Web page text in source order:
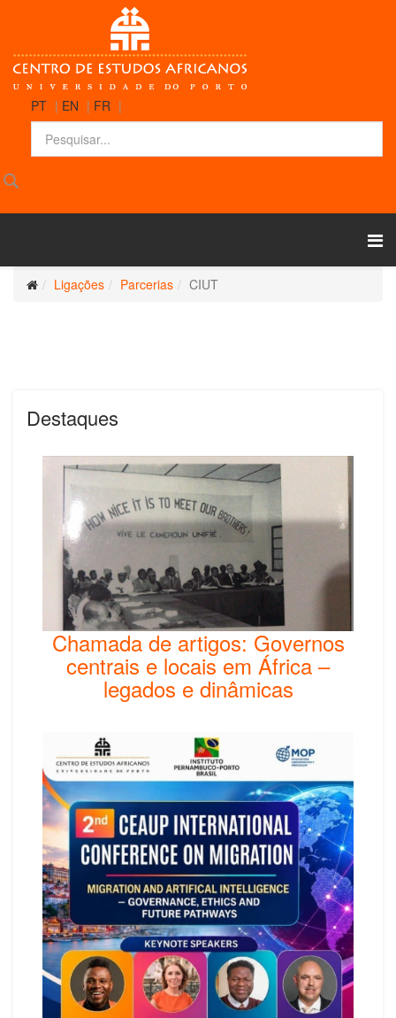
PT | EN | FR |
Ligações Parcerias CIUT
Destaques
Chamada de artigos: Governos
centrais e locais em África –
legados e dinâmicas